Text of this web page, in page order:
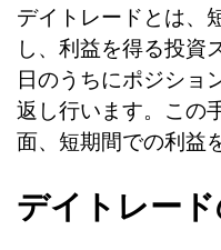
デイトレードとは、
し、利益を得る投資
日のうちにポジショ
返し行います。この
面、短期間での利益
デイトレー